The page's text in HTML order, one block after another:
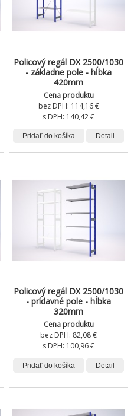
Policový regál DX 2500/1030
- základne pole - hĺbka
420mm
Cena produktu
bez DPH: 114,16 €
s DPH: 140,42 €
Pridať do košíka Detail
Policový regál DX 2500/1030
- prídavné pole - hĺbka
320mm
Cena produktu
bez DPH: 82,08 €
s DPH: 100,96 €
Pridať do košíka Detail